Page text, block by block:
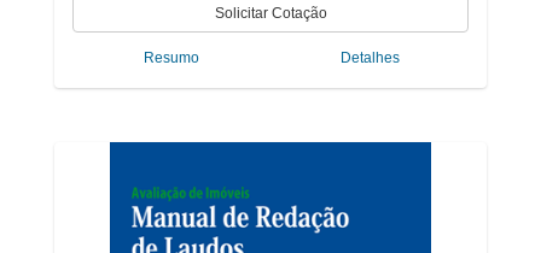
Resumo Detalhes